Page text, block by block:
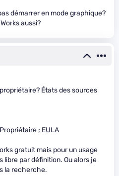
démarrer en mode graphique?
aussi?
États des sources
; EULA
gratuit mais pour un usage
libre par définition. Ou alors je
la recherche.